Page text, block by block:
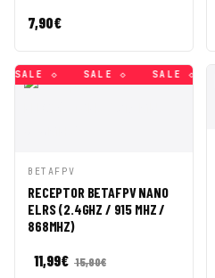
7,90€
SALE ◇ SALE ◇ SALE ◇
VISTA
RÁPIDA
CESTA
BETAFPV
RECEPTOR BETAFPV NANO
ELRS (2.4GHZ / 915 MHZ /
868MHZ)
11,99€ 15,90€